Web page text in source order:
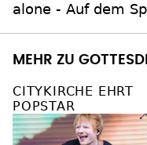
alone - Auf dem
MEHR ZU
CITYKIRCHE EHRT
POPSTAR